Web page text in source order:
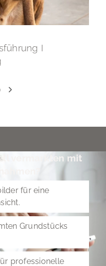
I
vermarkten mit
für eine
Grundstücks
professionelle